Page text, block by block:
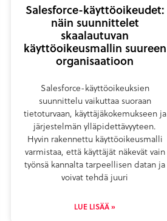
Salesforce-käyttöoikeudet:
näin suunnittelet
skaalautuvan
käyttöoikeusmallin suureen
organisaatioon
Salesforce-käyttöoikeuksien
suunnittelu vaikuttaa suoraan
tietoturvaan, käyttäjäkokemukseen ja
järjestelmän ylläpidettävyyteen.
Hyvin rakennettu käyttöoikeusmalli
varmistaa, että käyttäjät näkevät vain
työnsä kannalta tarpeellisen datan ja
voivat tehdä juuri
LUE LISÄÄ »